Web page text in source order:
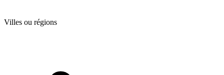
Villes ou régions